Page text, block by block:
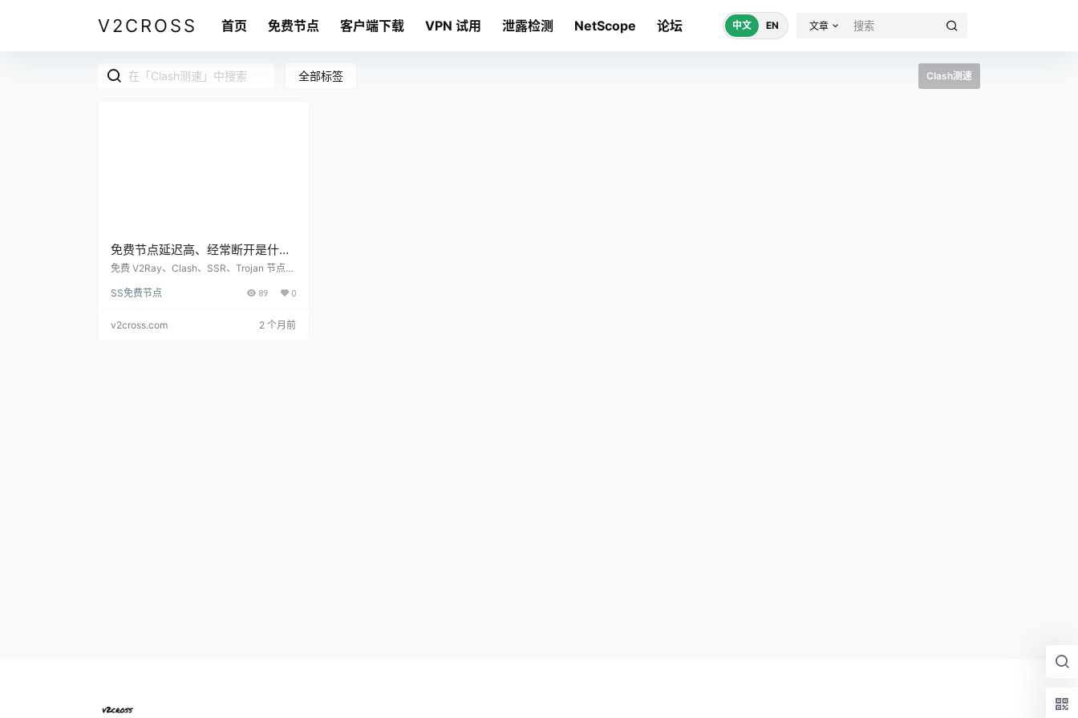
V2CROSS 首页 免费节点 客户端下载 VPN 试用 泄露检测 NetScope 论坛 中文 EN 文章
全部标签 Clash测速
免费节点延迟高、经常断开是什么
原因？怎么优化
免费 V2Ray、Clash、SSR、Trojan 节点延
议不匹配、DNS、客户端模式和本地网络排
SS免费节点 89 0
v2cross.com 2 个月前